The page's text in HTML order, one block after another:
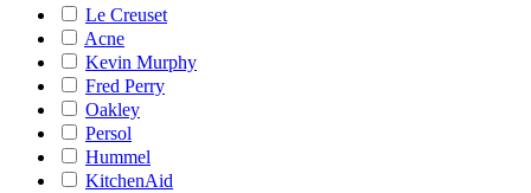
Le Creuset
Acne
Kevin Murphy
Fred Perry
Oakley
Persol
Hummel
KitchenAid